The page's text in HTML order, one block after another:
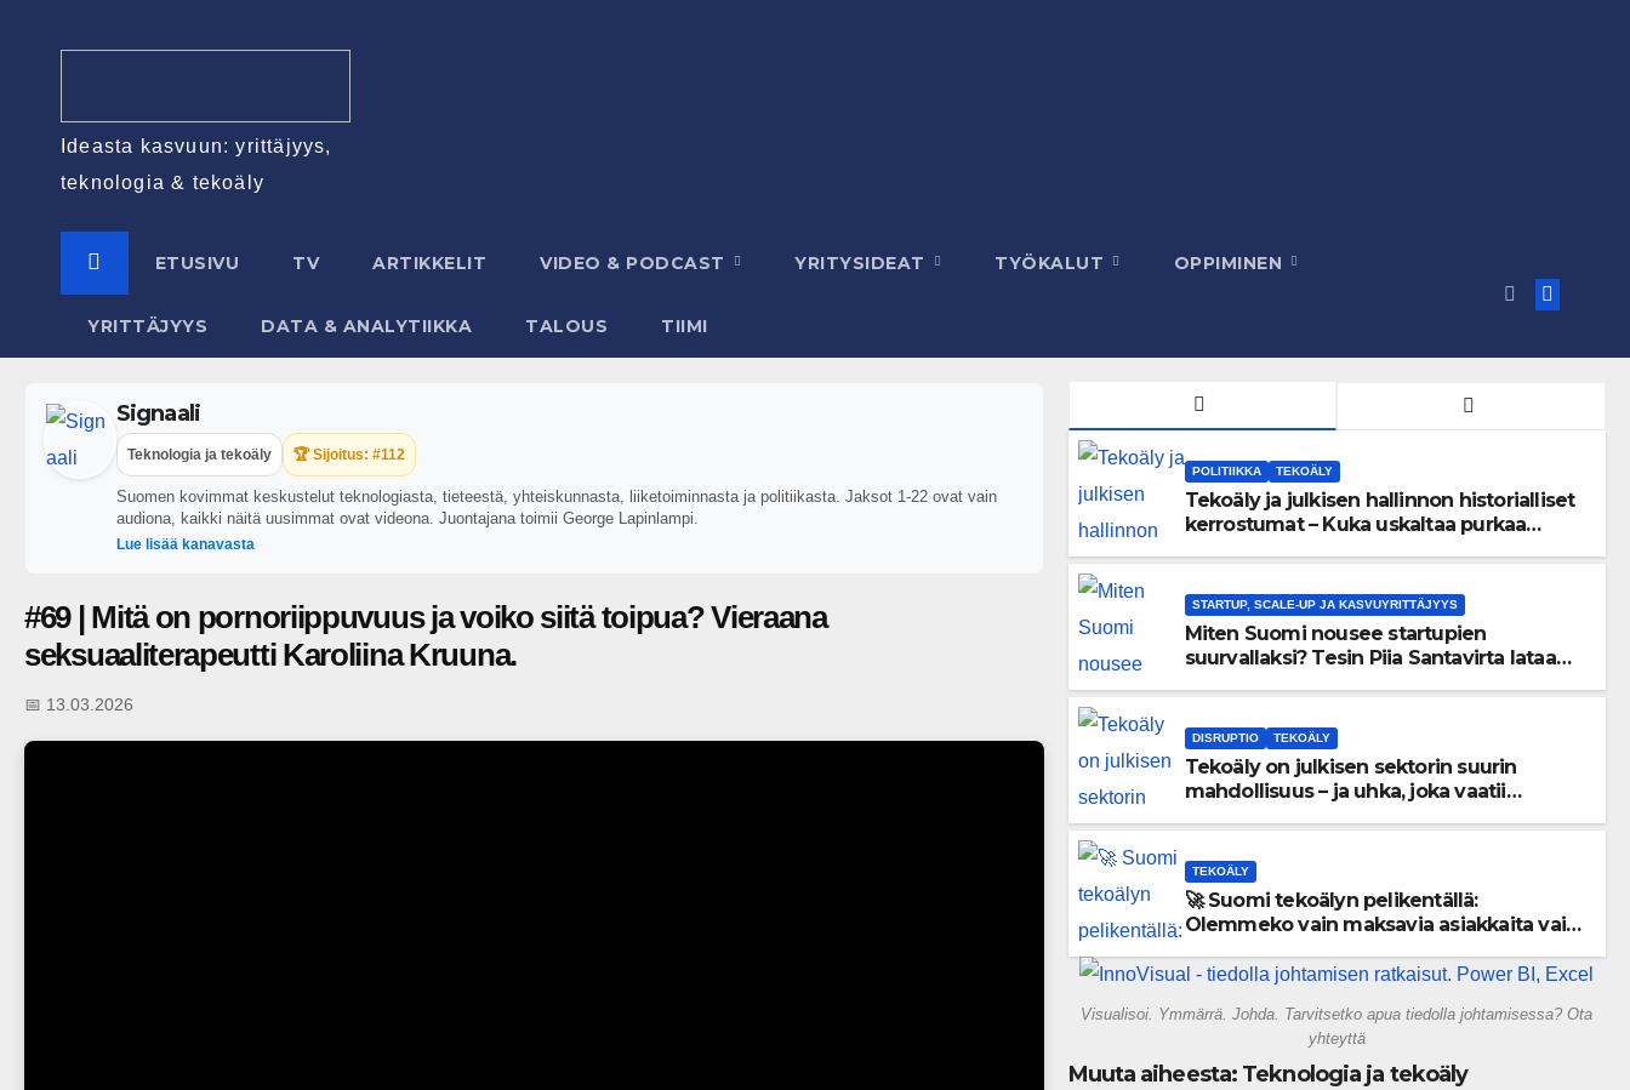
Ideasta kasvuun: yrittäjyys,
teknologia & tekoäly
ETUSIVU TV ARTIKKELIT VIDEO & PODCAST YRITYSIDEAT TYÖKALUT OPPIMINEN
YRITTÄJYYS DATA & ANALYTIIKKA TALOUS TIIMI
Signaali
Teknologia ja tekoäly 🏆 Sijoitus: #112
Suomen kovimmat keskustelut teknologiasta, tieteestä, yhteiskunnasta, liiketoiminnasta ja politiikasta. Jaksot 1-22 ovat vain
audiona, kaikki näitä uusimmat ovat videona. Juontajana toimii George Lapinlampi.
Lue lisää kanavasta
#69 | Mitä on pornoriippuvuus ja voiko siitä toipua? Vieraana
seksuaaliterapeutti Karoliina Kruuna.
📅 13.03.2026
POLITIIKKA TEKOÄLY
Tekoäly ja julkisen hallinnon historialliset
kerrostumat – Kuka uskaltaa purkaa
STARTUP, SCALE-UP JA KASVUYRITTÄJYYS
Miten Suomi nousee startupien
suurvallaksi? Tesin Piia Santavirta lataa
DISRUPTIO TEKOÄLY
Tekoäly on julkisen sektorin suurin
mahdollisuus – ja uhka, joka vaatii
TEKOÄLY
🚀 Suomi tekoälyn pelikentällä:
Olemmeko vain maksavia asiakkaita vai
gigatehtaan?
Visualisoi. Ymmärrä. Johda. Tarvitsetko apua tiedolla johtamisessa? Ota
yhteyttä
Muuta aiheesta: Teknologia ja tekoäly